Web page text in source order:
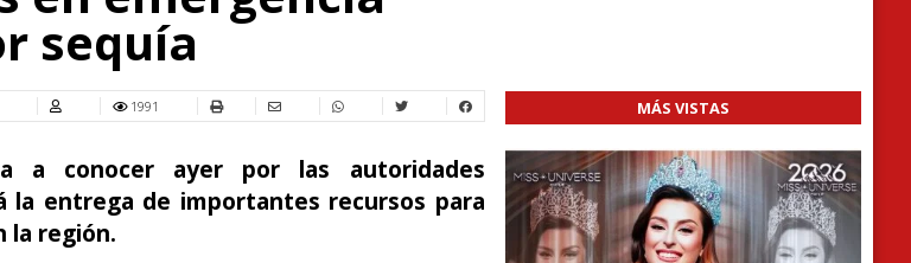
sequía
1991
a conocer ayer por las autoridades
la entrega de importantes recursos para
la región.
MÁS VISTAS